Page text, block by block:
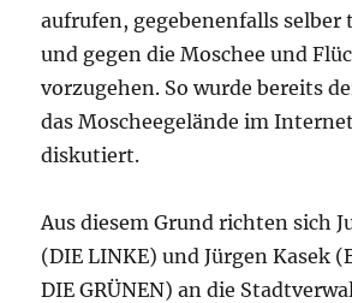
aufrufen, gegebenenfalls selber
und gegen die Moschee und
vorzugehen. So wurde bereits
das Moscheegelände im
diskutiert.
Aus diesem Grund richten sich
(DIE LINKE) und Jürgen Kasek
DIE GRÜNEN) an die